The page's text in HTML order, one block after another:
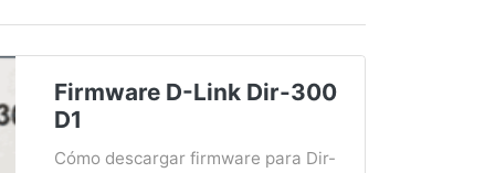
Firmware D-Link Dir-300
D1
Cómo descargar firmware para Dir-